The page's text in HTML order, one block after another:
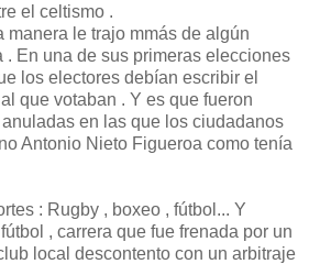
el celtismo .
manera le trajo mmás de algún
. En una de sus primeras elecciones
los electores debían escribir el
que votaban . Y es que fueron
en las que los ciudadanos
Antonio Nieto Figueroa como tenía
: Rugby , boxeo , fútbol... Y
, carrera que fue frenada por un
local descontento con un arbitraje